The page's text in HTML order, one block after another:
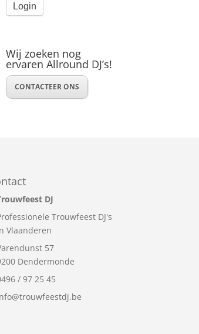
Wij zoeken nog
ervaren Allround DJ’s!
CONTACTEER ONS
DJ
Trouwfeest DJ's
Vlaanderen
57
Dendermonde
/ 97 25 45